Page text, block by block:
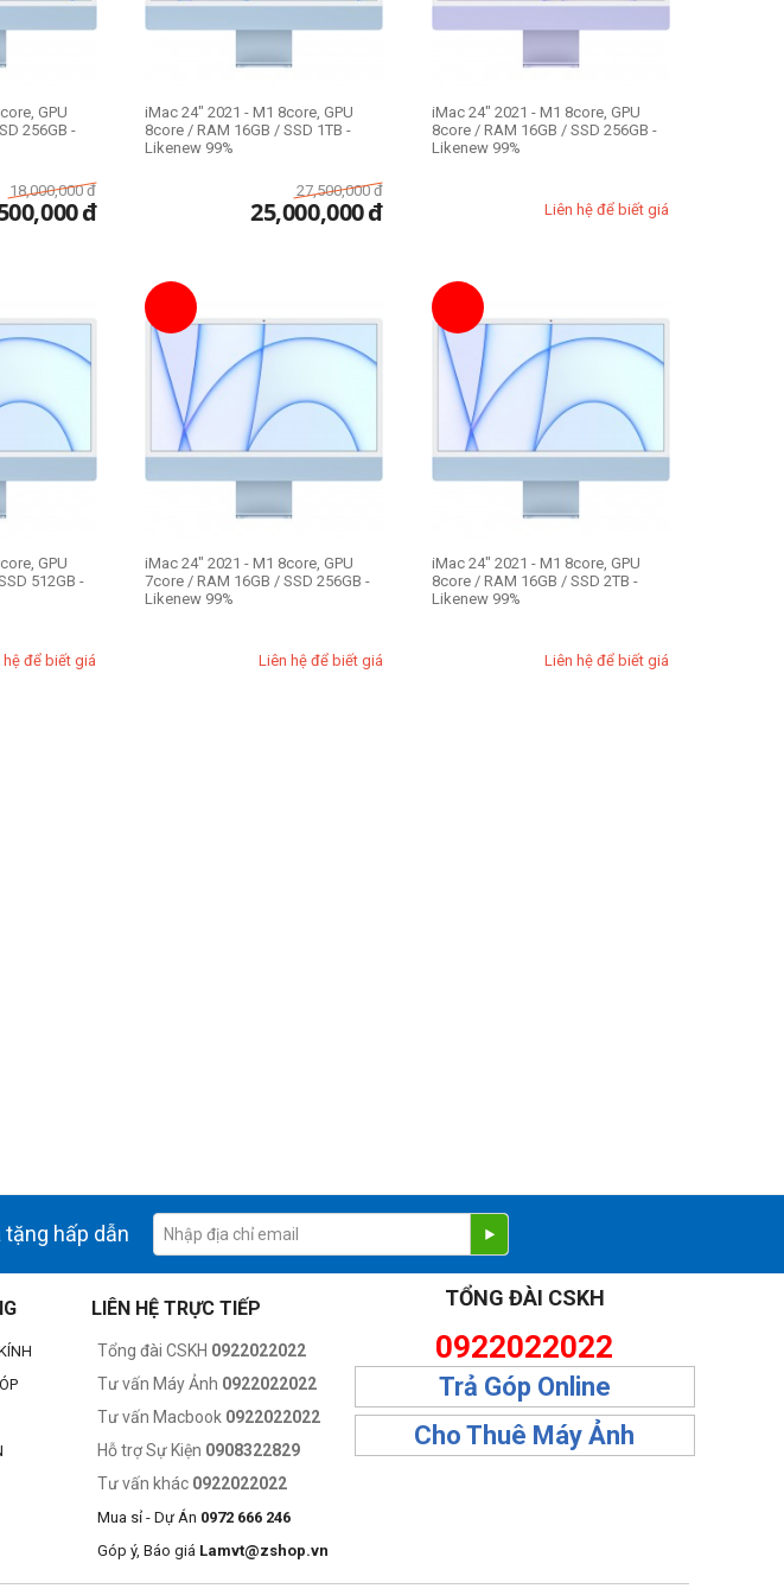
GPU
256GB -
18,000,000 đ
đ
iMac 24" 2021 - M1 8core, GPU
8core / RAM 16GB / SSD 1TB -
Likenew 99%
27,500,000 đ
25,000,000đ
iMac 24" 2021 - M1 8core, GPU
8core / RAM 16GB / SSD 256GB -
Likenew 99%
Liên hệ để biết giá
GPU
512GB -
hệ để biết giá
iMac 24" 2021 - M1 8core, GPU
7core / RAM 16GB / SSD 256GB -
Likenew 99%
Liên hệ để biết giá
iMac 24" 2021 - M1 8core, GPU
8core / RAM 16GB / SSD 2TB -
Likenew 99%
Liên hệ để biết giá
tặng hấp dẫn
LIÊN HỆ TRỰC TIẾP
Tổng đài CSKH 0922022022
Tư vấn Máy Ảnh 0922022022
Tư vấn Macbook 0922022022
Hỗ trợ Sự Kiện 0908322829
Tư vấn khác 0922022022
Mua sỉ - Dự Án 0972 666 246
Góp ý, Báo giá Lamvt@zshop.vn
TỔNG ĐÀI CSKH
0922022022
Trả Góp Online
Cho Thuê Máy Ảnh